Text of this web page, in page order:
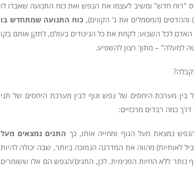
"רוח חדש" ומשיב לעצמו את הנפש ואת כוח התנועה שאבדו לו
(המסמלים את ג' הקווים), כוח התנועה שמתחדש בו
לכל השבוע: לקחת את כל הניגודים בעולם, לתקן אותם בקו
למעלה" – מתוך רצון להשפיע.
מערכת היחסים של נפש וגוף לבין מערכת היחסים של תגי
כמה רבדים מרכזיים:
נמצאת מעל הגוף ומחייה אותו, כך התגים נמצאים מעל
לאותיות) מהווה את המדרגה הנמוכה ביותר, שבה יכולה להיות
נותר ללא החיות הפנימית. לכן, התגים/הנפש הם אלו ששומרים